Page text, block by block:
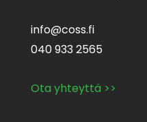
info@coss.fi
040 933 2565
Ota yhteyttä >>